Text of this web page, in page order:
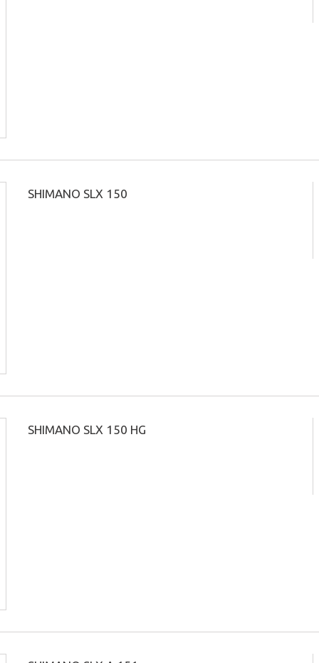
SHIMANO SLX 150
SHIMANO SLX 150 HG